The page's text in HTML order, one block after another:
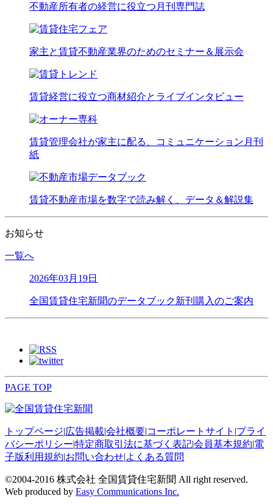
不動産所有者の経営に役立つ月刊専門誌
家主と賃貸不動産業界のためのセミナー＆展示会
賃貸経営に役立つ商材紹介とライブインタビュー
賃貸管理会社が家主に配る、コミュニケーション月刊
紙
賃貸不動産市場を数字で読み解く、データ＆解説集
お知らせ
一覧へ
2026年03月19日
全国賃貸住宅新聞のデータブック新刊購入のご案内
PAGE TOP
トップページ|広告掲載|会社概要|コーポレートサイト |プライ
バシーポリシー|特定商取引法に基づく表記|会員基本規約|電
子版利用規約|お問い合わせ|よくある質問
©2004-2016 株式会社 全国賃貸住宅新聞 All right reserved.
Web produced by Easy Communications Inc.